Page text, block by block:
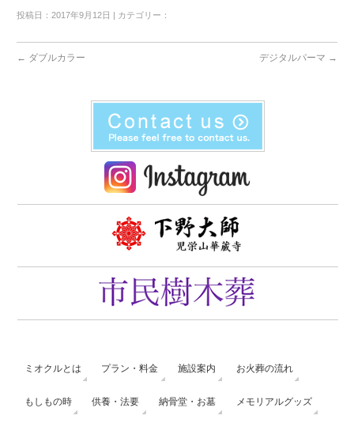
投稿日：2017年9月12日 | カテゴリー：
← ダブルカラー デジタルパーマ →
ミオクルとは プラン・料金 施設案内 お火葬の流れ
もしもの時 供養・法要 納骨堂・お墓 メモリアルグッズ